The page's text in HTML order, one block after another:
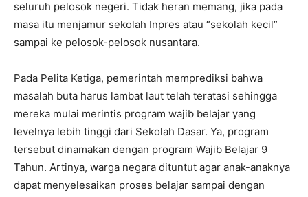
seluruh pelosok negeri. Tidak heran memang, jika pada
masa itu menjamur sekolah Inpres atau “sekolah kecil”
sampai ke pelosok-pelosok nusantara.
Pada Pelita Ketiga, pemerintah memprediksi bahwa
masalah buta harus lambat laut telah teratasi sehingga
mereka mulai merintis program wajib belajar yang
levelnya lebih tinggi dari Sekolah Dasar. Ya, program
tersebut dinamakan dengan program Wajib Belajar 9
Tahun. Artinya, warga negara dituntut agar anak-anaknya
dapat menyelesaikan proses belajar sampai dengan